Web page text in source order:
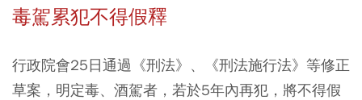
毒駕累犯不得假釋
行政院會25日通過《刑法》、《刑法施行法》等修正
草案，明定毒、酒駕者，若於5年內再犯，將不得假